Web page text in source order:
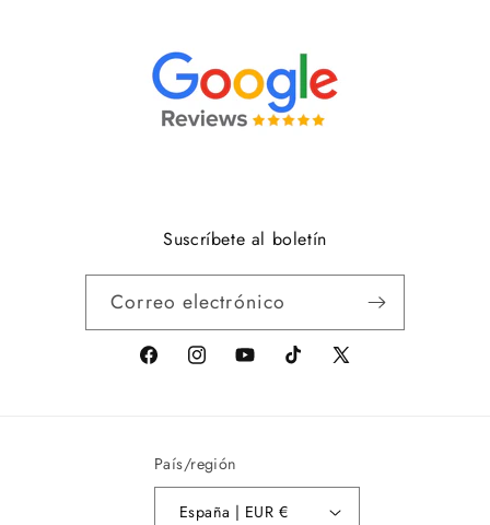
Suscríbete al boletín
Correo electrónico
facebookInstagramyoutubetiktok
X
País/región
España | EUR €